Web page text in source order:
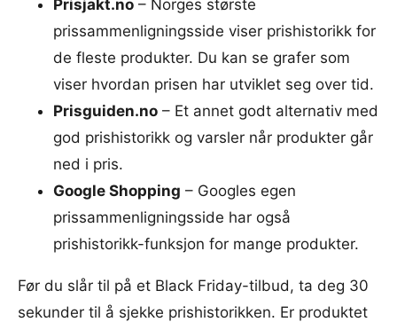
Prisjakt.no – Norges største
prissammenligningsside viser prishistorikk for
de fleste produkter. Du kan se grafer som
viser hvordan prisen har utviklet seg over tid.
Prisguiden.no – Et annet godt alternativ med
god prishistorikk og varsler når produkter går
ned i pris.
Google Shopping – Googles egen
prissammenligningsside har også
prishistorikk-funksjon for mange produkter.
Før du slår til på et Black Friday-tilbud, ta deg 30
sekunder til å sjekke prishistorikken. Er produktet